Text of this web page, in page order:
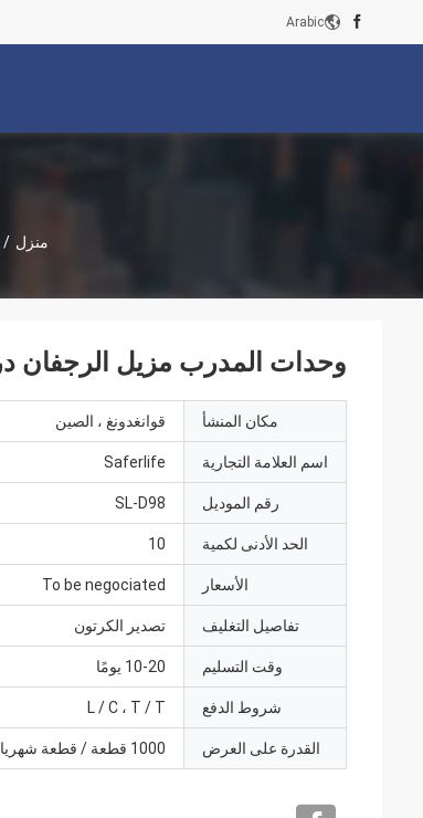
Arabic
منزل /
وحدات المدرب مزيل الرجفان
مكان المنشأ قوانغدونغ ، الصين
اسم العلامة التجارية Saferlife
رقم الموديل SL-D98
الحد الأدنى لكمية 10
الأسعار To be negociated
تفاصيل التغليف تصدير الكرتون
وقت التسليم 10-20 يومًا
شروط الدفع L / C ، T / T
القدرة على العرض 1000 قطعة / قطعة شهريا